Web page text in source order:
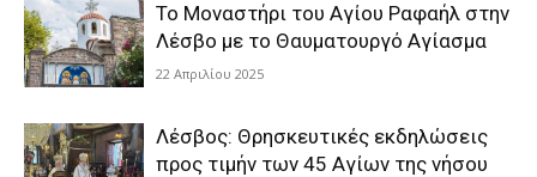
Το Μοναστήρι του Αγίου Ραφαήλ στην
Λέσβο με το Θαυματουργό Αγίασμα
22 Απριλίου 2025
Λέσβος: Θρησκευτικές εκδηλώσεις
προς τιμήν των 45 Αγίων της νήσου